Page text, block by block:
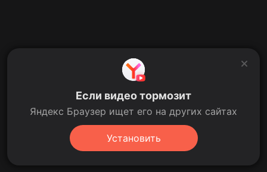
Если видео тормозит
Яндекс Браузер ищет его на других сайтах
Установить